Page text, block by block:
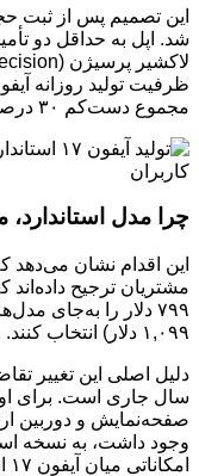
این تصمیم پس از ثبت
مجموع دست‌کم ۳۰ درصد افزایش دهند.
چرا مدل استاندارد،
این اقدام نشان می‌دهد
۱,۰۹۹ دلار) انتخاب کنند.
دلیل اصلی این تغییر
سال جاری است. برای
صفحه‌نمایش و دوربین
وجود داشت، به نسخه